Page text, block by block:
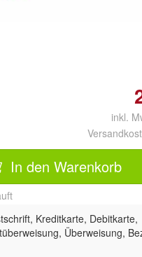
inkl.
In den Warenkorb
Kreditkarte, Debitkarte,
Überweisung,